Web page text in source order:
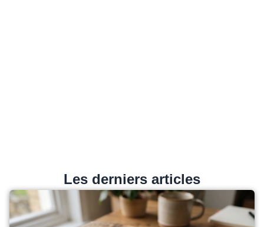
Les derniers articles